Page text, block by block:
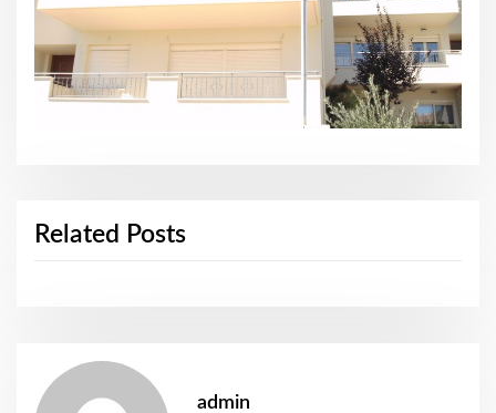
Related Posts
admin